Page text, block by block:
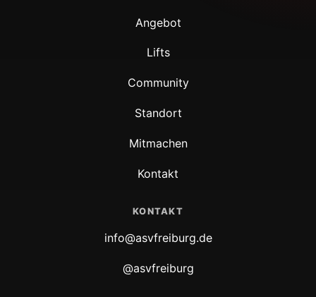
Angebot
Lifts
Community
Standort
Mitmachen
Kontakt
KONTAKT
info@asvfreiburg.de
@asvfreiburg